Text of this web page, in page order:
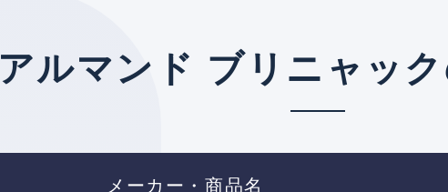
アルマンド ブリニャッ
メーカー・商品名